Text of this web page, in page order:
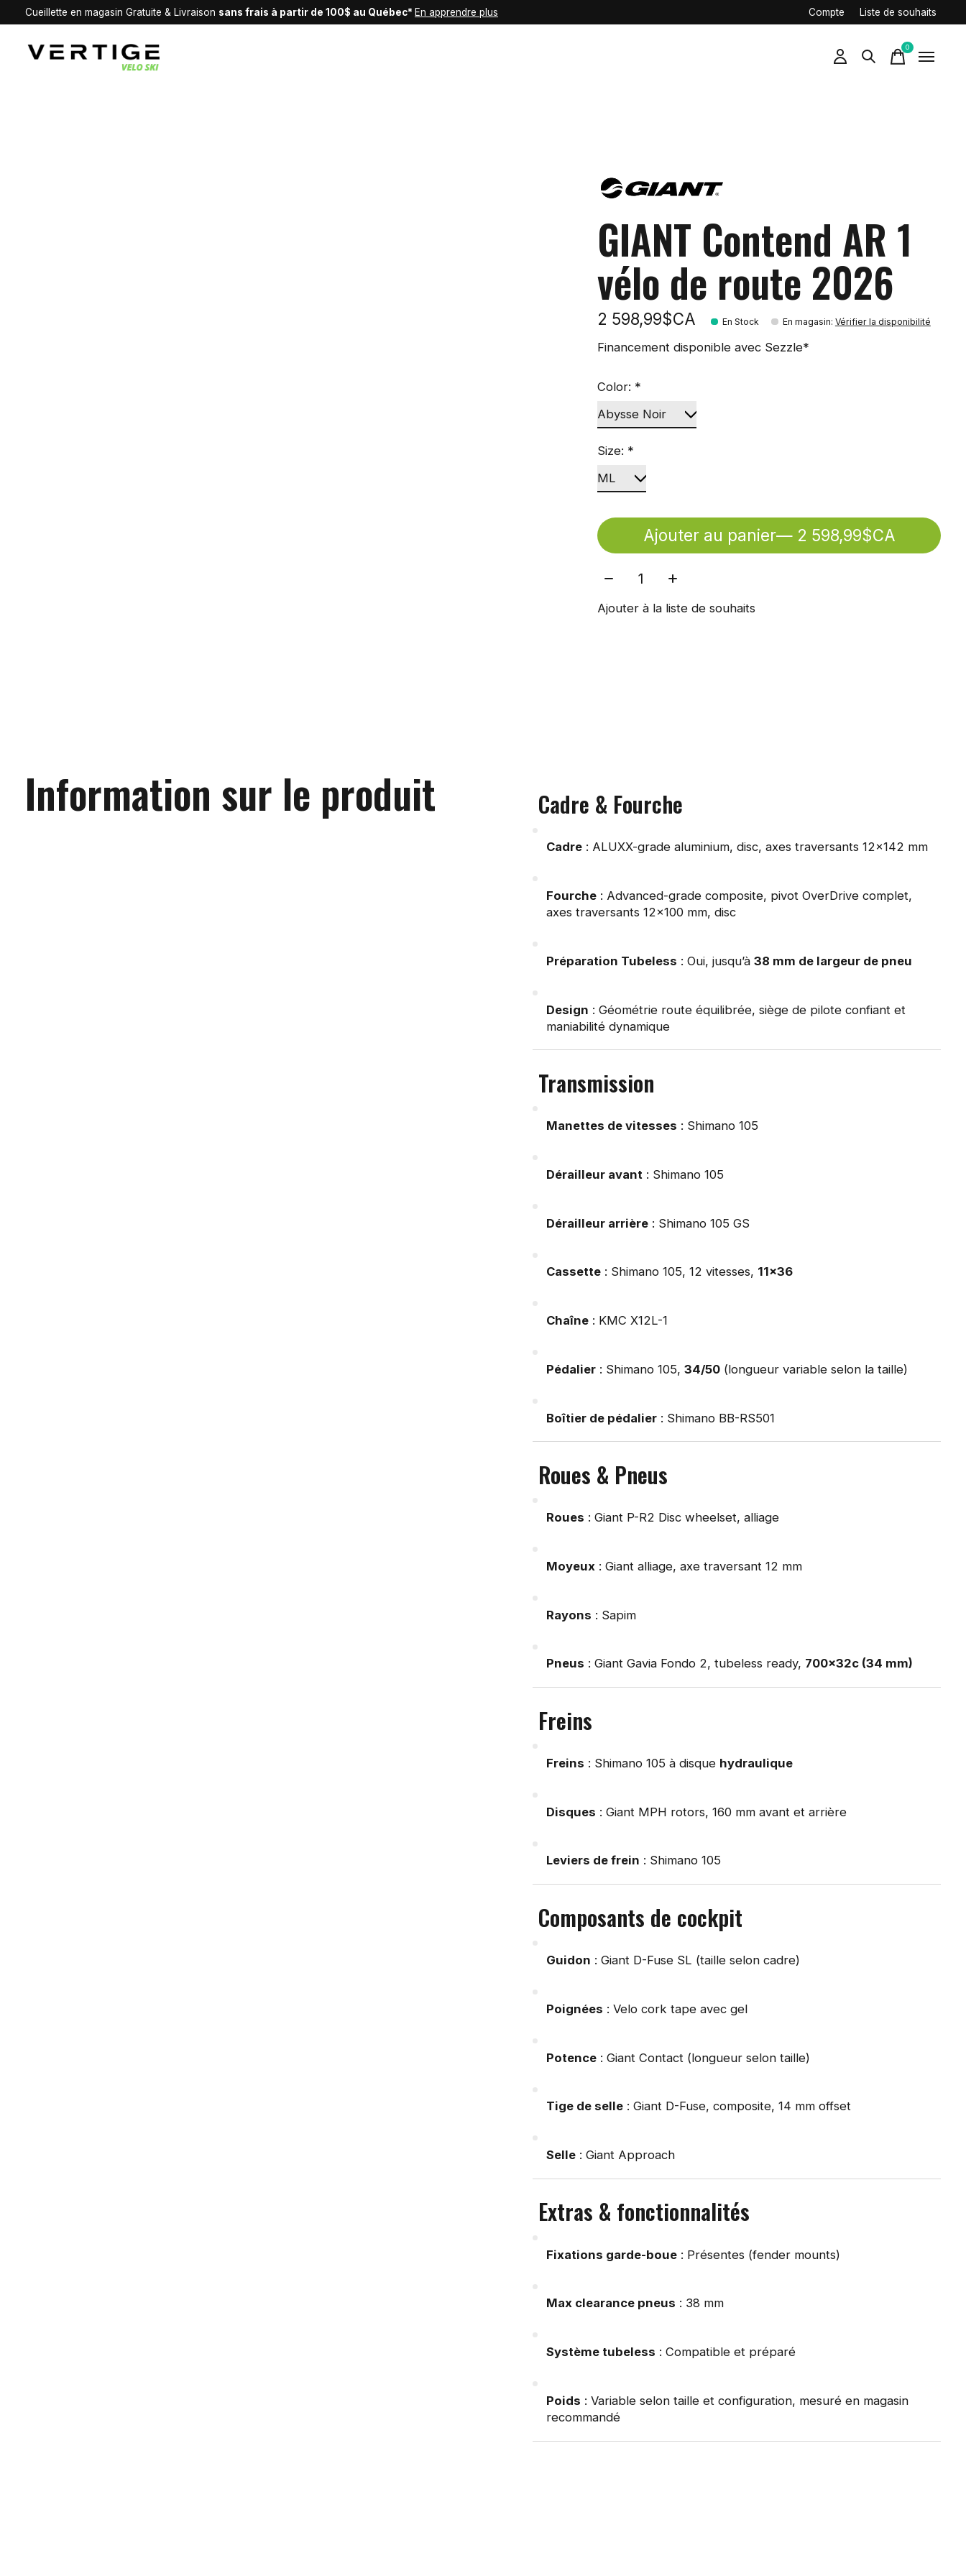
Cueillette en magasin Gratuite & Livraison sans frais à partir de 100$ au Québec* En apprendre plus Compte Liste de souhaits
0items
GIANT Contend AR 1
vélo de route 2026
2 598,99$CA En Stock En magasin: Vérifier la disponibilité
Financement disponible avec Sezzle*
Color: *
Size: *
Ajouter au panier
— 2 598,99$CA
Quantité:
Ajouter à la liste de souhaits
Information sur le produit Cadre & Fourche
Cadre : ALUXX-grade aluminium, disc, axes traversants 12×142 mm
Fourche : Advanced-grade composite, pivot OverDrive complet,
axes traversants 12×100 mm, disc
Préparation Tubeless : Oui, jusqu’à38 mm de largeur de pneu
Design : Géométrie route équilibrée, siège de pilote confiant et
maniabilité dynamique
Transmission
Manettes de vitesses : Shimano 105
Dérailleur avant : Shimano 105
Dérailleur arrière : Shimano 105 GS
Cassette : Shimano 105, 12 vitesses, 11x36
Chaîne : KMC X12L-1
Pédalier : Shimano 105,34/50 (longueur variable selon la taille)
Boîtier de pédalier : Shimano BB-RS501
Roues & Pneus
Roues : Giant P-R2 Disc wheelset, alliage
Moyeux : Giant alliage, axe traversant 12 mm
Rayons : Sapim
Pneus : Giant Gavia Fondo 2, tubeless ready, 700x32c (34 mm)
Freins
Freins : Shimano 105 à disque hydraulique
Disques : Giant MPH rotors, 160 mm avant et arrière
Leviers de frein : Shimano 105
Composants de cockpit
Guidon : Giant D-Fuse SL (taille selon cadre)
Poignées : Velo cork tape avec gel
Potence : Giant Contact (longueur selon taille)
Tige de selle : Giant D-Fuse, composite, 14 mm offset
Selle : Giant Approach
Extras & fonctionnalités
Fixations garde-boue : Présentes (fender mounts)
Max clearance pneus : 38 mm
Système tubeless : Compatible et préparé
Poids : Variable selon taille et configuration, mesuré en magasin
recommandé